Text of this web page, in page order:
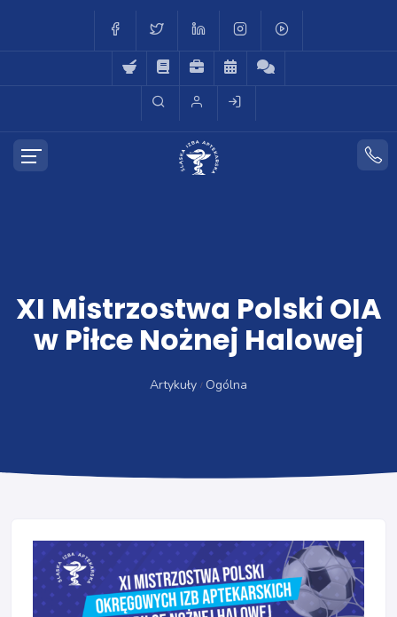
XI Mistrzostwa Polski OIA
w Piłce Nożnej Halowej
Artykuły Ogólna